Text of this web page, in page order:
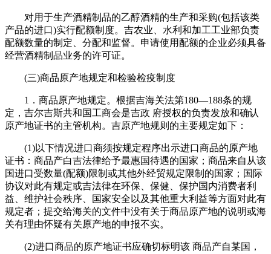
对用于生产酒精制品的乙醇酒精的生产和采购(包括该类
产品的进口)实行配额制度。吉农业、水利和加工工业部负责
配额数量的制定、分配和监督。申请使用配额的企业必须具备
经营酒精制品业务的许可证。
(三)商品原产地规定和检验检疫制度
1．商品原产地规定。根据吉海关法第180—188条的规
定，吉尔吉斯共和国工商会是吉政 府授权的负责发放和确认
原产地证书的主管机构。吉原产地规则的主要规定如下：
(1)以下情况进口商须按规定程序出示进口商品的原产地
证书：商品产白吉法律给予最惠国待遇的国家；商品来自从该
国进口受数量(配额)限制或其他外经贸规定限制的国家；国际
协议对此有规定或吉法律在环保、保健、保护国内消费者利
益、维护社会秩序、国家安全以及其他重大利益等方面对此有
规定者；提交给海关的文件中没有关于商品原产地的说明或海
关有理由怀疑有关原产地的申报不实。
(2)进口商品的原产地证书应确切标明该 商品产自某国，